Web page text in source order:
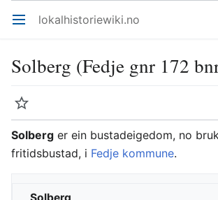
Åpne hovedmenyen lokalhistoriewiki.no
Solberg (Fedje gnr 172
Overvåk
Solberg er ein bustadeigedom, no
fritidsbustad, i Fedje kommune.